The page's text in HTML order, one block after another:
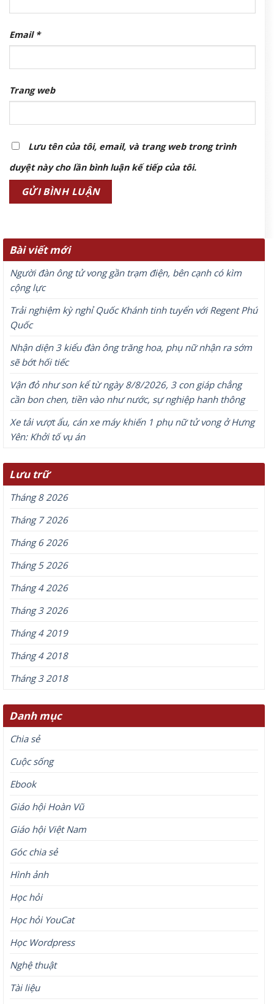
Email *
Trang web
Lưu tên của tôi, email, và trang web trong trình
duyệt này cho lần bình luận kế tiếp của tôi.
Bài viết mới
Người đàn ông tử vong gần trạm điện, bên cạnh có kìm
cộng lực
Trải nghiệm kỳ nghỉ Quốc Khánh tinh tuyển với Regent Phú
Quốc
Nhận diện 3 kiểu đàn ông trăng hoa, phụ nữ nhận ra sớm
sẽ bớt hối tiếc
Vận đỏ như son kể từ ngày 8/8/2026, 3 con giáp chẳng
cần bon chen, tiền vào như nước, sự nghiệp hanh thông
Xe tải vượt ẩu, cán xe máy khiến 1 phụ nữ tử vong ở Hưng
Yên: Khởi tố vụ án
Lưu trữ
Tháng 8 2026
Tháng 7 2026
Tháng 6 2026
Tháng 5 2026
Tháng 4 2026
Tháng 3 2026
Tháng 4 2019
Tháng 4 2018
Tháng 3 2018
Danh mục
Chia sẻ
Cuộc sống
Ebook
Giáo hội Hoàn Vũ
Giáo hội Việt Nam
Góc chia sẻ
Hình ảnh
Học hỏi
Học hỏi YouCat
Học Wordpress
Nghệ thuật
Tài liệu